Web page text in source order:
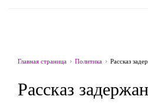
Главная страница Политика Рассказ
Рассказ